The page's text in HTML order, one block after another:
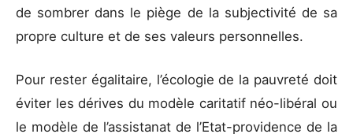
de sombrer dans le piège de la subjectivité de sa
propre culture et de ses valeurs personnelles.
Pour rester égalitaire, l’écologie de la pauvreté doit
éviter les dérives du modèle caritatif néo-libéral ou
le modèle de l’assistanat de l’Etat-providence de la